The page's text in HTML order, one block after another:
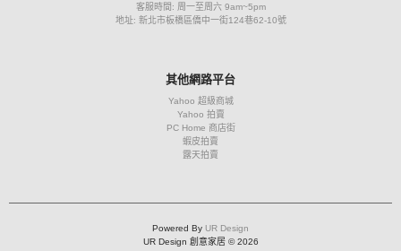
客服時間: 周一至周六 9am~5pm
地址: 新北市板橋區僑中一街124巷62-10號
其他網路平台
Yahoo 超級商城
Yahoo 拍賣
PC Home 商店街
蝦皮拍賣
露天拍賣
Powered By UR Design
UR Design 創意家居 © 2026